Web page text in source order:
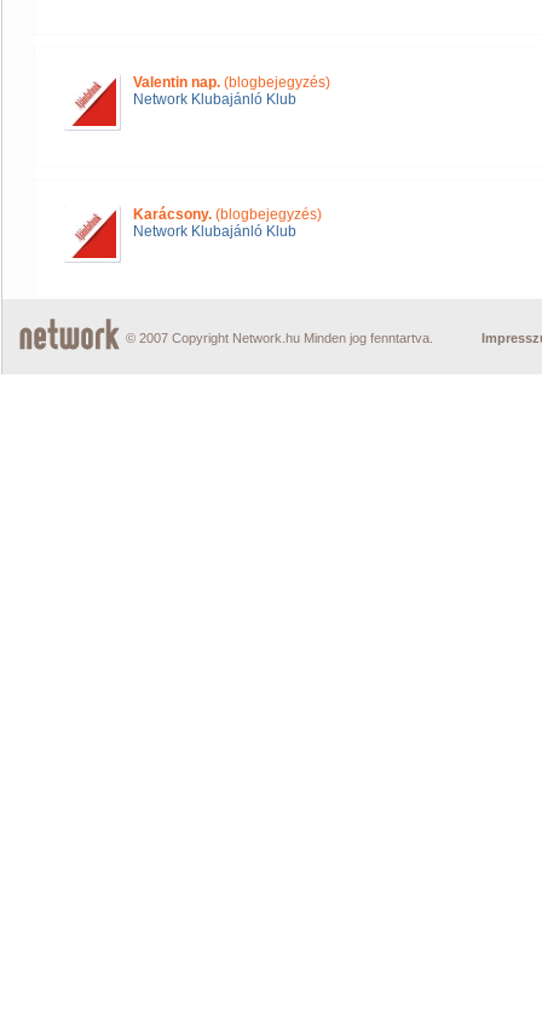
Valentin nap. (blogbejegyzés)
Network Klubajánló Klub
Karácsony. (blogbejegyzés)
Network Klubajánló Klub
© 2007 Copyright Network.hu Minden jog fenntartva.